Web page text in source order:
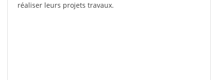
réaliser leurs projets travaux.